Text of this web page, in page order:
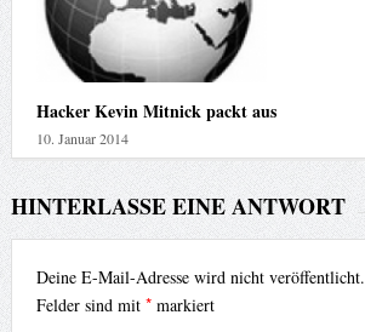
Hacker Kevin Mitnick packt aus
10. Januar 2014
HINTERLASSE EINE ANTWORT
Deine E-Mail-Adresse wird nicht veröffentlicht.
Felder sind mit *markiert